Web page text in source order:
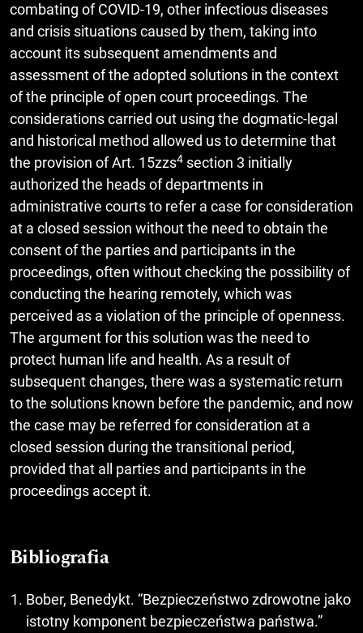
combating of COVID-19, other infectious diseases
and crisis situations caused by them, taking into
account its subsequent amendments and
assessment of the adopted solutions in the context
of the principle of open court proceedings. The
considerations carried out using the dogmatic-legal
and historical method allowed us to determine that
the provision of Art. 15zzs4 section 3 initially
authorized the heads of departments in
administrative courts to refer a case for consideration
at a closed session without the need to obtain the
consent of the parties and participants in the
proceedings, often without checking the possibility of
conducting the hearing remotely, which was
perceived as a violation of the principle of openness.
The argument for this solution was the need to
protect human life and health. As a result of
subsequent changes, there was a systematic return
to the solutions known before the pandemic, and now
the case may be referred for consideration at a
closed session during the transitional period,
provided that all parties and participants in the
proceedings accept it.
Bibliografia
Bober, Benedykt. “Bezpieczeństwo zdrowotne jako
istotny komponent bezpieczeństwa państwa.”